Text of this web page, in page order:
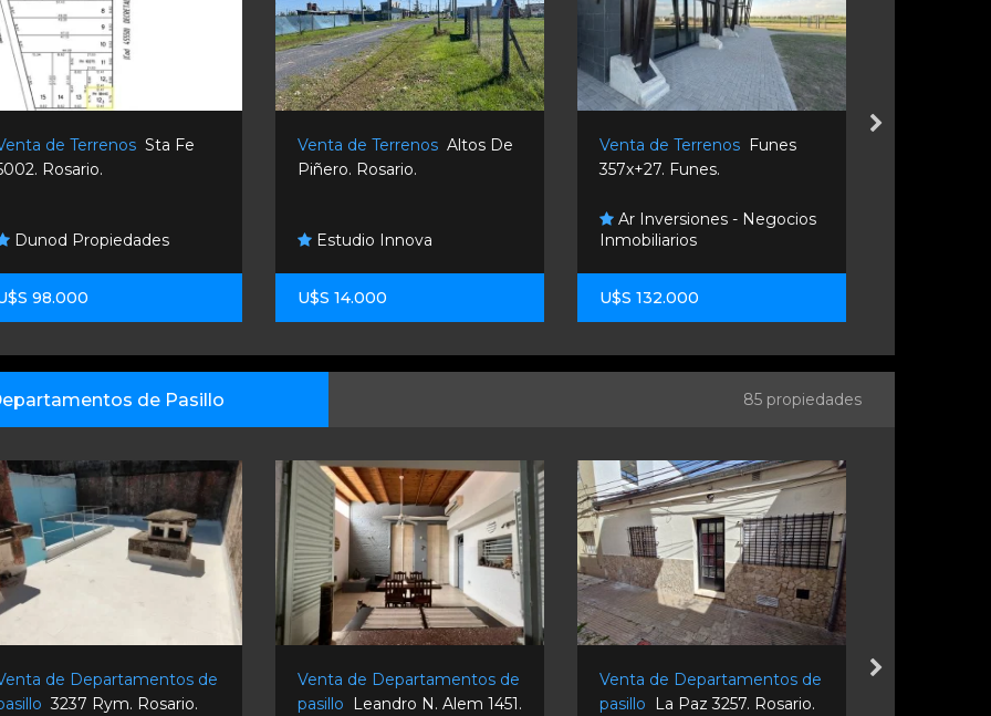
de TerrenosSta Fe
Rosario.
Dunod Propiedades
98.000
Venta de TerrenosAltos De
Piñero. Rosario.
Estudio Innova
U$S 14.000
Venta de Terrenos Funes
357x+27. Funes.
Ar Inversiones - Negocios
Inmobiliarios
U$S 132.000
de Pasillo 85 propiedades
de Departamentos de
3237 Rym. Rosario.
Venta de Departamentos de
pasillo
Leandro N. Alem 1451.
Venta de Departamentos de
pasillo
La Paz 3257. Rosario.